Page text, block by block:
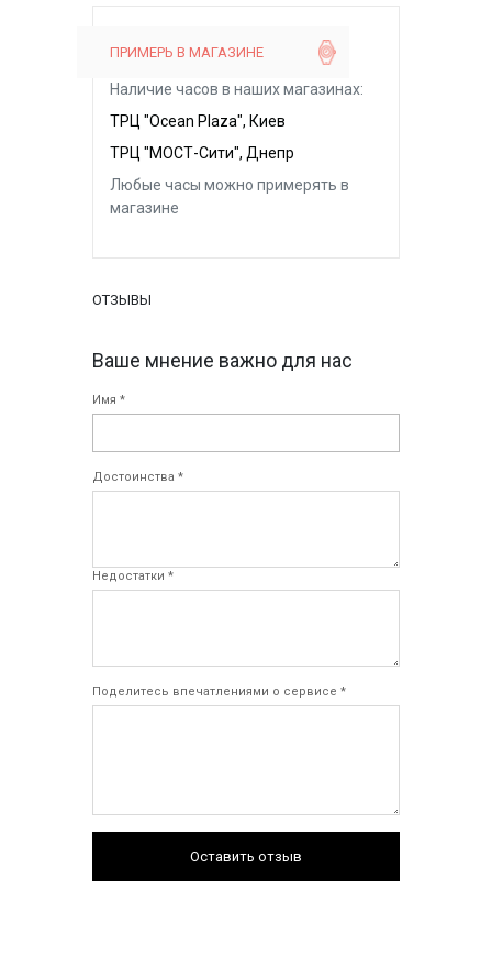
ПРИМЕРЬ В МАГАЗИНЕ
Наличие часов в наших магазинах:
ТРЦ "Ocean Plaza", Киев
ТРЦ "МОСТ-Сити", Днепр
Любые часы можно примерять в
магазине
ОТЗЫВЫ
Ваше мнение важно для нас
Имя *
Достоинства *
Недостатки *
Поделитесь впечатлениями о сервисе *
Оставить отзыв